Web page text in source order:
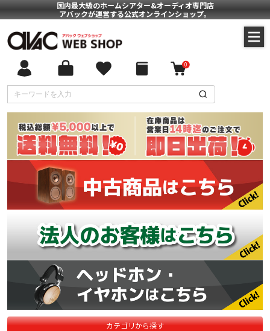
国内最大級のホームシアター&オーディオ専門店
アバックが運営する公式オンラインショップ。
0
カテゴリから探す